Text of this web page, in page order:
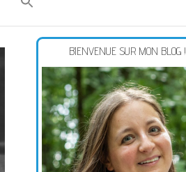
BIENVENUE SUR MON BLOG !